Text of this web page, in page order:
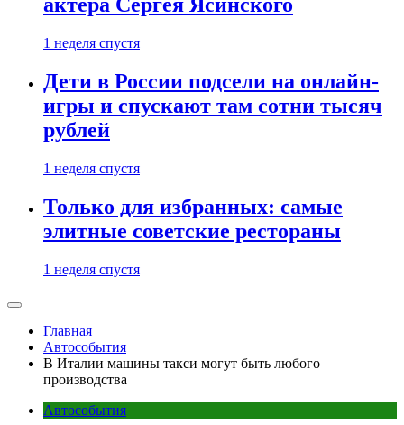
актера Сергея Ясинского
1 неделя спустя
Дети в России подсели на онлайн-
игры и спускают там сотни тысяч
рублей
1 неделя спустя
Только для избранных: самые
элитные советские рестораны
1 неделя спустя
Главная
Автособытия
В Италии машины такси могут быть любого
производства
Автособытия